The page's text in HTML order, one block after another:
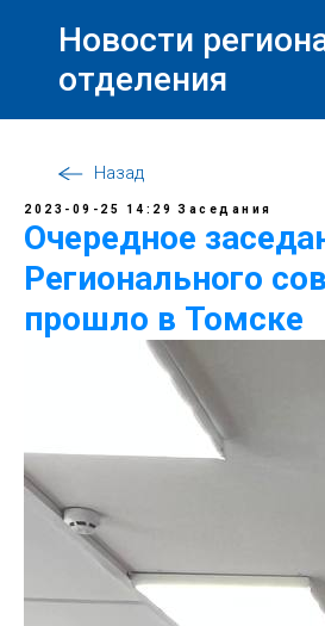
Новости
отделения
Назад
2023-09-25 14:29 Заседания
Очередное
Регионального
прошло в Томске